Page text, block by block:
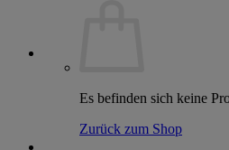
Es befinden sich keine
Zurück zum Shop